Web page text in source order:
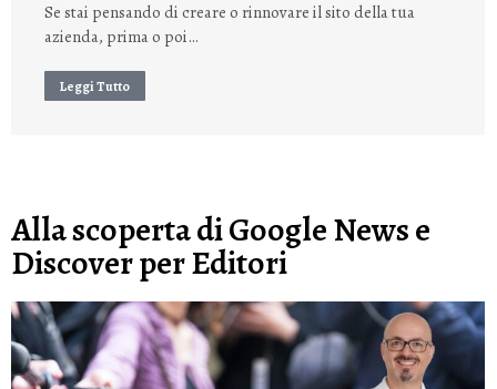
Se stai pensando di creare o rinnovare il sito della tua
azienda, prima o poi…
Leggi Tutto
Alla scoperta di Google News e
Discover per Editori